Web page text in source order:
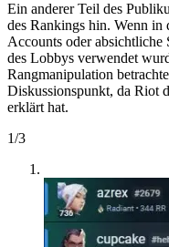
Ein anderer Teil des
des Rankings hin. Wenn
Accounts oder
des Lobbys verwendet
Rangmanipulation
Diskussionspunkt, da Riot
erklärt hat.
1/3